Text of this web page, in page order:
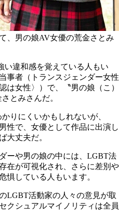
、男の娘AV女優の荒金さとみ
い違和感を覚えている人もい
事者（トランスジェンダー女性
は女性〉）で、〝男の娘（こ）
とみさんだ。
りにくいかもしれないが、
性で、女優として作品に出演し
大丈夫だ。
ーや男の娘の中には、LGBT法
在が可視化され、さらに差別や
惧している人もいます。
LGBT活動家の人々の意見が取
クシュアルマイノリティは全員